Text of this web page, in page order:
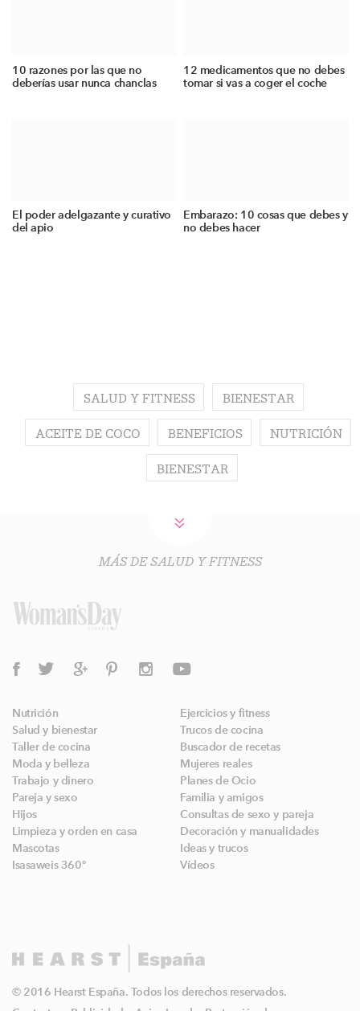
10 razones por las que no
deberías usar nunca chanclas
12 medicamentos que no debes
tomar si vas a coger el coche
El poder adelgazante y curativo
del apio
Embarazo: 10 cosas que debes y
no debes hacer
SALUD Y FITNESS BIENESTAR
ACEITE DE COCO BENEFICIOS NUTRICIÓN
BIENESTAR
MÁS DE SALUD Y FITNESS
Nutrición
Ejercicios y fitness
Salud y bienestar
Trucos de cocina
Taller de cocina
Buscador de recetas
Moda y belleza
Mujeres reales
Trabajo y dinero
Planes de Ocio
Pareja y sexo
Familia y amigos
Hijos
Consultas de sexo y pareja
Limpieza y orden en casa
Decoración y manualidades
Mascotas
Ideas y trucos
Isasaweis 360º
Vídeos
© 2016 Hearst España. Todos los derechos reservados.